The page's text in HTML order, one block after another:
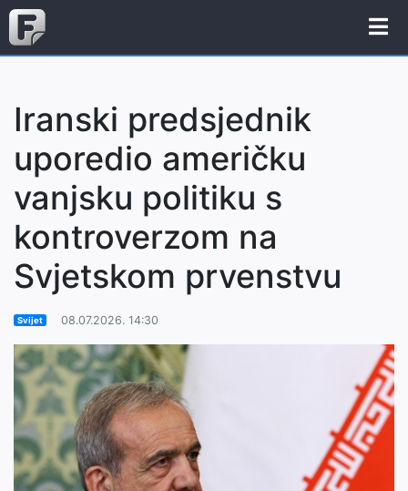
Iranski predsjednik
uporedio američku
vanjsku politiku s
kontroverzom na
Svjetskom prvenstvu
Svijet 08.07.2026. 14:30